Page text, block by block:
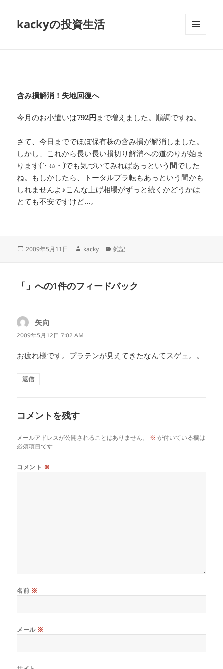
kackyの投資生活
含み損解消！失地回復へ
今月のお小遣いは792円 まで増えました。順調ですね。
さて、今日まででほぼ保有株の含み損が解消しました。
しかし、これから長い長い損切り解消への道のりが始ま
ります(´・ω・`)でも気づいてみればあっという間でした
ね。もしかしたら、トータルプラ転もあっという間かも
しれませんよ♪こんな上げ相場がずっと続くかどうかは
とても不安ですけど…。
投
2009年5月11日
作
kacky
カ
ー
雑記
「」への1件のフィードバック
矢向
り:
2009年5月12日 7:02 AM
お疲れ様です。プラテンが見えてきたなんてスゲェ。。
返信
コメントを残す
メールアドレスが公開されることはありません。 ※ が付いている欄は
必須項目です
コメント ※
名前 ※
メール ※